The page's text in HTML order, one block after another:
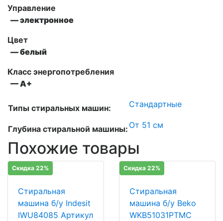
Управление
— электронное
Цвет
— белый
Класс энергопотребления
— А+
Типы стиральных машин: Стандартные
Глубина стиральной машины: От 51 см
Похожие товары
Скидка 22%
Стиральная
машина б/у Indesit
IWU84085 Артикул
Скидка 22%
Стиральная
машина б/у Beko
WKB51031PTMC